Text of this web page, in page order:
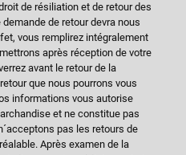
de résiliation et de retour des
de retour devra nous
vous remplirez intégralement
après réception de votre
avant le retour de la
que nous pourrons vous
informations vous autorise
et ne constitue pas
pas les retours de
Après examen de la